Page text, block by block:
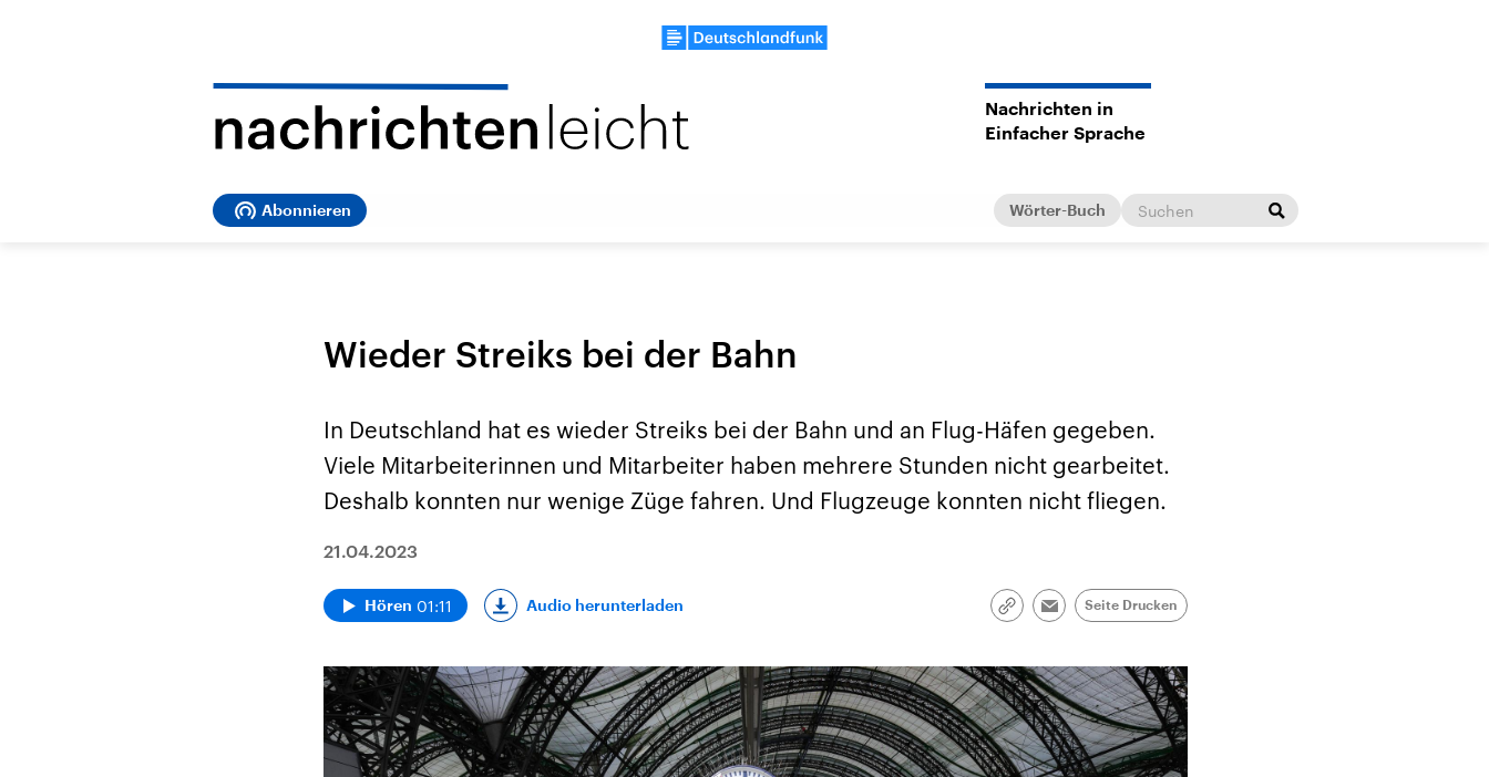
Nachrichten in
Einfacher Sprache
Abonnieren Wörter-Buch
Wieder Streiks bei der Bahn
In Deutschland hat es wieder Streiks bei der Bahn und an Flug-Häfen gegeben.
Viele Mitarbeiterinnen und Mitarbeiter haben mehrere Stunden nicht gearbeitet.
Deshalb konnten nur wenige Züge fahren. Und Flugzeuge konnten nicht fliegen.
21.04.2023
Hören 01:11 Audio herunterladen
Link
Email
Seite Drucken